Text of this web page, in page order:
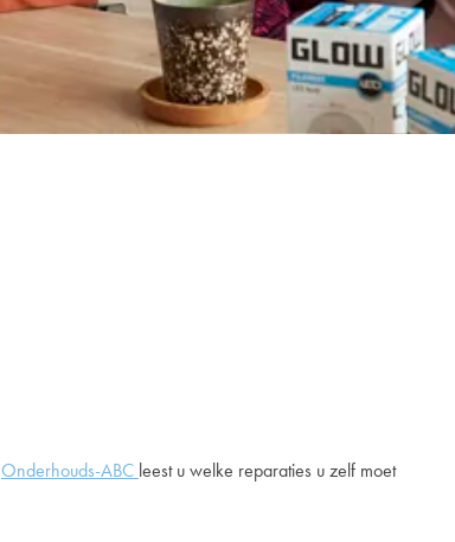
Onderhouds-ABC leest u welke reparaties u zelf moet